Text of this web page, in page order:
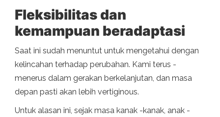
Fleksibilitas dan
kemampuan beradaptasi
Saat ini sudah menuntut untuk mengetahui dengan
kelincahan terhadap perubahan. Kami terus -
menerus dalam gerakan berkelanjutan, dan masa
depan pasti akan lebih vertiginous.
Untuk alasan ini, sejak masa kanak -kanak, anak -